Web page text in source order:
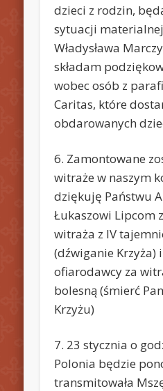
dzieci z rodzin,
sytuacji
Władysława
składam
wobec osób z
Caritas, które
obdarowanych
6. Zamontowane
witraże w naszym
dziękuję Państwu
Łukaszowi Lipcom
witraża z IV
(dźwiganie Krzyża)
ofiarodawcy za
bolesną (śmierć
Krzyżu)
7. 23 stycznia o
Polonia będzie
transmitowała